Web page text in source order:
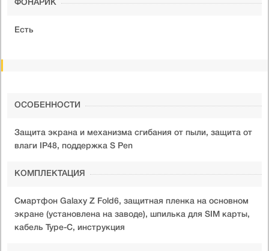
ФОНАРИК
Есть
ОСОБЕННОСТИ
Защита экрана и механизма сгибания от пыли, защита от
влаги IP48, поддержка S Pen
КОМПЛЕКТАЦИЯ
Смартфон Galaxy Z Fold6, защитная пленка на основном
экране (установлена на заводе), шпилька для SIM карты,
кабель Type-C, инструкция